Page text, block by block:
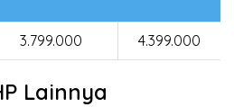
3.799.000 4.399.000
Lainnya